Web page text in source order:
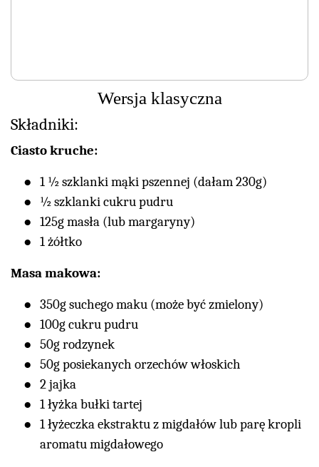
Wersja klasyczna
Składniki:
Ciasto kruche:
1 ½ szklanki mąki pszennej (dałam 230g)
½ szklanki cukru pudru
125g masła (lub margaryny)
1 żółtko
Masa makowa:
350g suchego maku (może być zmielony)
100g cukru pudru
50g rodzynek
50g posiekanych orzechów włoskich
2 jajka
1 łyżka bułki tartej
1 łyżeczka ekstraktu z migdałów lub parę kropli
aromatu migdałowego